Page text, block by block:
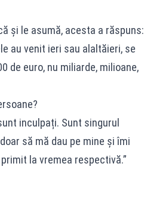
și le asumă, acesta a răspuns:
au venit ieri sau alaltăieri, se
de euro, nu miliarde, milioane,
inculpați. Sunt singurul
să mă dau pe mine și îmi
la vremea respectivă.”